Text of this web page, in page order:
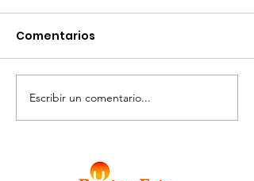
Llamado Tarjeta
Macro 2026
Comentarios
Escribir un comentario...